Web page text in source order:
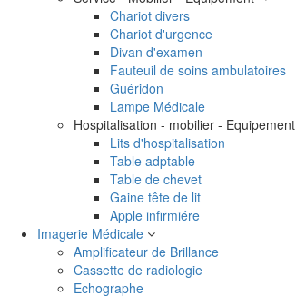
Chariot divers
Chariot d'urgence
Divan d'examen
Fauteuil de soins ambulatoires
Guéridon
Lampe Médicale
Hospitalisation - mobilier - Equipement
Lits d'hospitalisation
Table adptable
Table de chevet
Gaine tête de lit
Apple infirmiére
Imagerie Médicale
Amplificateur de Brillance
Cassette de radiologie
Echographe